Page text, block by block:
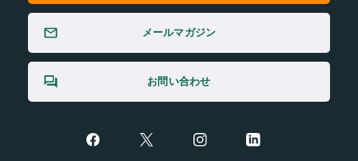
メールマガジン
お問い合わせ